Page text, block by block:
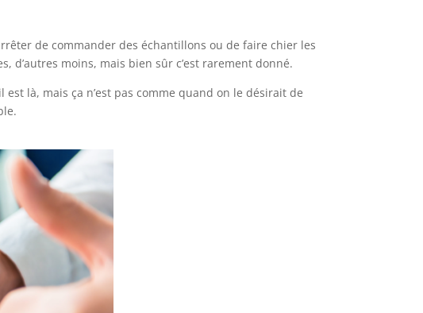
de commander des échantillons ou de faire chier les
d’autres moins, mais bien sûr c’est rarement donné.
là, mais ça n’est pas comme quand on le désirait de